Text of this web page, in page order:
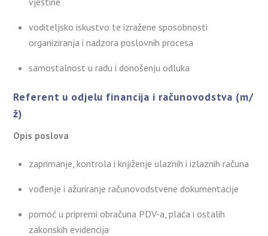
voditeljsko iskustvo te izražene sposobnosti
organiziranja i nadzora poslovnih procesa
samostalnost u radu i donošenju odluka
Referent u odjelu financija i računovodstva (m/
ž)
Opis poslova
zaprimanje, kontrola i knjiženje ulaznih i izlaznih računa
vođenje i ažuriranje računovodstvene dokumentacije
pomoć u pripremi obračuna PDV-a, plaća i ostalih
zakonskih evidencija